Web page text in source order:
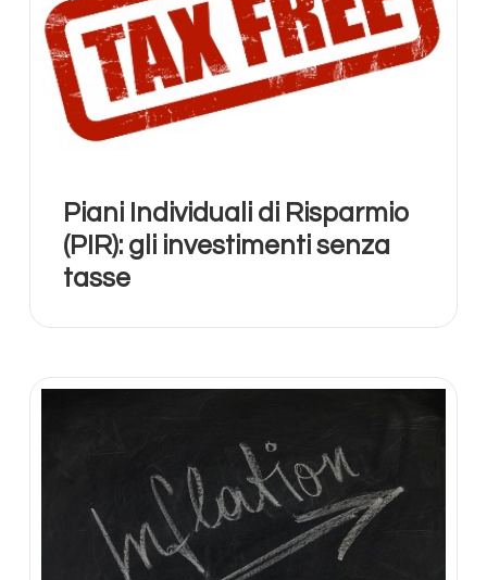
Piani Individuali di Risparmio
(PIR): gli investimenti senza
tasse